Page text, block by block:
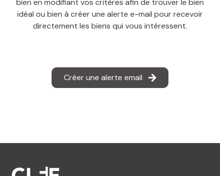
idéal ou bien à créer une alerte e-mail pour recevoir
directement les biens qui vous intéressent.
Créer une alerte email